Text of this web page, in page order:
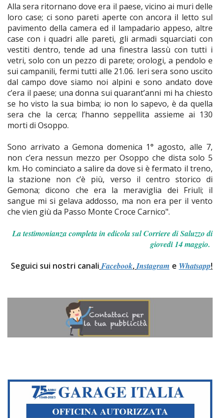
Alla sera ritornano dove era il paese, vicino ai muri delle
loro case; ci sono pareti aperte con ancora il letto sul
pavimento della camera ed il lampadario appeso, altre
case con i quadri alle pareti, gli armadi squarciati con
vestiti dentro, tende ad una finestra lassù con tutti i
vetri, solo con un pezzo di parete; orologi, a pendolo e
sui campanili, fermi tutti alle 21.06. Ieri sera sono uscito
dal campo dove siamo noi alpini e sono andato dove
c’era il paese; una donna sui quarant’anni mi ha chiesto
se ho visto la sua bimba; io non lo sapevo, è da quella
sera che la cerca; l’hanno seppellita assieme ai 130
morti di Osoppo.
Sono arrivato a Gemona domenica 1° agosto, alle 7,
non c’era nessun mezzo per Osoppo che dista solo 5
km. Ho cominciato a salire da dove si è fermato il treno,
la stazione non c’è più, verso il centro storico di
Gemona; dicono che era la meraviglia dei Friuli; il
sangue mi si gelava addosso, ma non era per il vento
che vien giù da Passo Monte Croce Carnico".
La testimonianza completa in edicola sul Corriere di Saluzzo di
giovedì 14 maggio.
Seguici sui nostri canali Facebook,Instagram e Whatsapp!